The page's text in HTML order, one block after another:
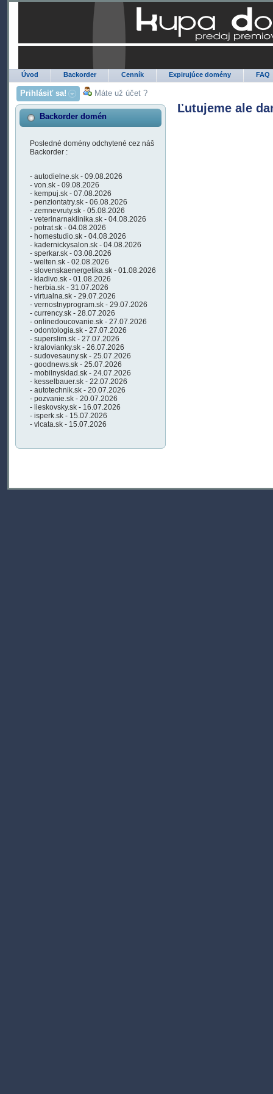
Úvod Backorder Cenník Expirujúce domény FAQ
Prihlásiť sa! Máte už účet ?
Backorder domén
Posledné domény odchytené cez náš
Backorder :
- autodielne.sk - 09.08.2026
- von.sk - 09.08.2026
- kempuj.sk - 07.08.2026
- penziontatry.sk - 06.08.2026
- zemnevruty.sk - 05.08.2026
- veterinarnaklinika.sk - 04.08.2026
- potrat.sk - 04.08.2026
- homestudio.sk - 04.08.2026
- kadernickysalon.sk - 04.08.2026
- sperkar.sk - 03.08.2026
- welten.sk - 02.08.2026
- slovenskaenergetika.sk - 01.08.2026
- kladivo.sk - 01.08.2026
- herbia.sk - 31.07.2026
- virtualna.sk - 29.07.2026
- vernostnyprogram.sk - 29.07.2026
- currency.sk - 28.07.2026
- onlinedoucovanie.sk - 27.07.2026
- odontologia.sk - 27.07.2026
- superslim.sk - 27.07.2026
- kralovianky.sk - 26.07.2026
- sudovesauny.sk - 25.07.2026
- goodnews.sk - 25.07.2026
- mobilnysklad.sk - 24.07.2026
- kesselbauer.sk - 22.07.2026
- autotechnik.sk - 20.07.2026
- pozvanie.sk - 20.07.2026
- lieskovsky.sk - 16.07.2026
- isperk.sk - 15.07.2026
- vlcata.sk - 15.07.2026
Ľutujeme ale